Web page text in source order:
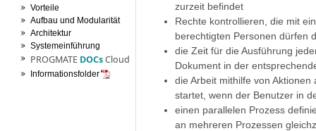
Vorteile
Aufbau und Modularität
Architektur
Systemeinführung
PROGMATE DOCsCloud
Informationsfolder
zurzeit befindet
Rechte kontrollieren, die mit
berechtigten Personen dürfen
die Zeit für die Ausführung
Dokument in der
die Arbeit mithilfe von
startet, wenn der Benutzer in
einen parallelen Prozess
an mehreren Prozessen